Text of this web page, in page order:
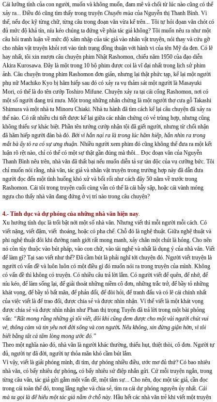
Cái lưỡng tính của con người, muốn và không muốn, đam mê và chối từ lúc nào cũng có thể
xảy ra... Điều đó cũng tìm thấy trong truyện Chuyển mùa của Nguyễn thị Thanh Bình. Vì
thế, nếu đọc kỹ từng chữ, từng câu trong đoạn văn vừa kể trên... Tôi tự hỏi đọan văn chót có
đủ mức độ khả tín, níu kéo chúng ta đứng về phía tác giả không? Tôi muốn nêu ra như một
câu hỏi tranh luận về mức độ xâm nhập của tác giả vào nhân vật truyện, nói thay và cứu gỡ
cho nhân vật truyện khỏi rơi vào tình trạng đồng thuận với hành vi của tên Mỹ da đen. Có lẽ
hay nhất, tôi xin mượn câu chuyện phim Nhật Rashomon, chiếu năm 1950 của đạo diễn
Akira Kurosawa. Đây là một trong 10 bộ phim được coi là vĩ đại nhất trong lịch sử phim
ảnh. Câu chuyện trong phim Rashomon đơn giản, nhưng lại thật phức tạp, kể lại một người
phụ nữ Machiko Kyo bị hãm hiếp sau đó có xảy ra vụ thảm sát một người là Masayuki
Mori, có thể là do tên cướp Toshiro Mifune. Chuyện xảy ra tại cái cổng Rashomon, nơi có
một số người đang trú mưa. Một trong những nhân chứng là một người thợ cưa gỗ Takashi
Shimura và một nhà tu Minoru Chiaki. Nhà tu hành đã tìm cách kể lại câu chuyện đã xảy ra
thế nào. Có rất nhiều chi tiết được kể lại giữa các nhân chứng có vẻ trùng hợp, nhưng cũng
không thiếu sự khác biệt. Phần tên tướng cướp nhận tội đã giết người, nhưng từ chối nhận
đã hãm hiếp người đàn bà đó. Bởi vì hắn nại ra là trong lúc hãm hiếp, hắn nhìn ra trong
mắt bà ấy tỏ ra có sự ưng thuận. Nhiều người xem phim đó cũng không thể đưa ra một kết
luận rõ rệt nào, chỉ có thể có một sự thật gần đúng mà thôi... Đọc đoạn văn của Nguyễn
Thanh Bình nêu trên, nhà văn đã thất bại nếu muốn diễn tả sự tàn độc của vụ cưỡng bức. Tôi
chỉ muốn nói rằng, nhà văn, tác giả và nhân vật truyện trong trường hợp này đã dẫn đưa
người đọc đến một tình huống khó xử và bối rối như cách đây 50 năm về trước trong
Rashomon. Cái tôi trong truyện cuối cùng vẫn có thể là cái bẫy sập, hoặc cái vành móng
ngựa cho thấy nhà văn đang đứng ở vị trí nào trong câu chuyện?
4.- Tính dục và dự phóng của những nhà văn hiện nay.
Xu hướng tính dục là trổi bật nới một số nhà văn. Nhưng viết thì mỗi người mỗi cách. Có
viết nặng, viết đậm, viết thoáng, hoặc có pha chế. Chỗ đó là nghệ thuật. Giữa nghệ thuật và
phi nghệ thuật đôi khi đường ranh giới rất mong manh, xảy chân một chút là hỏng. Cho nên
nó còn tùy thuộc vào bút pháp, vào con chữ, vào tài nghệ và nhất là dụng ý của nhà văn. Viết
để làm gì? Tại sao viết như thế? Đã cầm bút là phải nghĩ tới chuyện đó. Người viết truyện là
người có vấn đề và luôn luôn có một điều gì đó muốn nói ra trong truyện của mình. Không
có vấn đề thì không có truyện. Có nhiều câu trả lời lắm. Có người viết để quên, để nhớ, để
níu kéo, để làm sống lại, để giải thoát những niềm cô đơn, những trắc trở, để bầy tỏ những
khát vọng, để bầy tỏ bất mãn, để phản đối, để đòi hỏi, để tranh đấu và có lẽ cái chính nhất
của việc viết là để trao đổi, được chia sẻ và được nhìn nhận. Vì thế viết là một khát vọng
được chia sẻ và được nhìn nhận như Phan thị trọng Tuyến đã trả lời trong một bài phỏng
vấn: “Rất mong rằng những gì tôi viết, đôi khi cũng đem được cho một vài người chút vui
vẻ, thông cảm và tin yêu nơi đời sống và con người. Nếu không, xin đừng giận hờn, vì tôi
biết bằng tất cả tấm lòng mong ước đó.”
Theo một nghĩa nào đó, nhà văn là người khác thường, thiếu hụt, thiệt thòi, cô đơn. Người tự
đủ, người tự đã đời, người tự thỏa mãn khó cầm bút lắm.
Vì vậy, viết là giải phóng mình, đi tìm, dự phóng nhiều điều, ước mơ đủ thứ? Có bao nhiêu
nhà văn, có bấy nhiêu dự phóng, có bấy nhiêu sứ điệp nhắn gửi. Cứ mỗi truyện ngắn, trong
từng câu văn, tác giả gửi gắm một vấn đề, một tâm sự... Cho nên, đọc một tác giả, cần đọc
trong cái toàn thể đó, trong lắng nghe và chia sẻ, tìm ra cái dự phóng nguyên ủy nhất. Cái
mà ta gọi là để hiểu một tác giả nằm ở chỗ này. Hầu hết các nhà văn trẻ khi viết một truyện